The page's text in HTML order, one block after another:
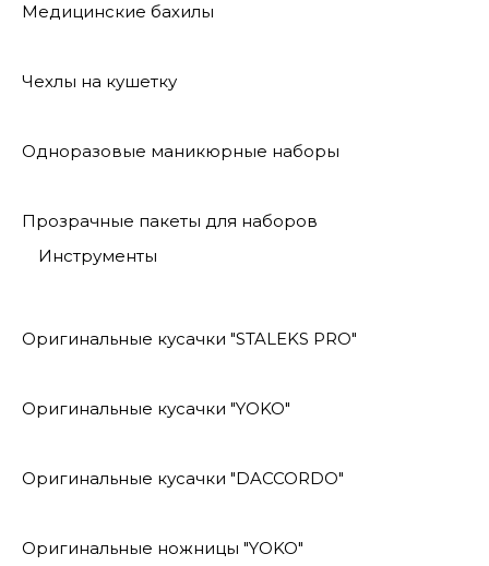
Медицинские бахилы
Чехлы на кушетку
Одноразовые маникюрные наборы
Прозрачные пакеты для наборов
Инструменты
Оригинальные кусачки "STALEKS PRO"
Оригинальные кусачки "YOKO"
Оригинальные кусачки "DACCORDO"
Оригинальные ножницы "YOKO"